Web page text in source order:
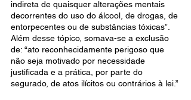
indireta de quaisquer alterações mentais
decorrentes do uso do álcool, de drogas, de
entorpecentes ou de substâncias tóxicas”.
Além desse tópico, somava-se a exclusão
de: “ato reconhecidamente perigoso que
não seja motivado por necessidade
justificada e a prática, por parte do
segurado, de atos ilícitos ou contrários à lei.”